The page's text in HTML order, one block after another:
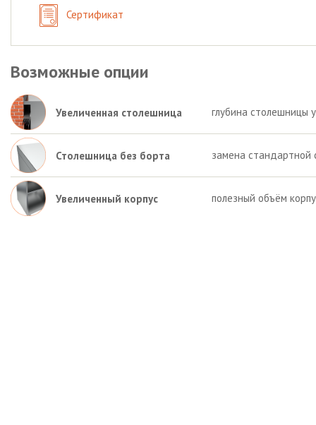
Сертификат
Возможные опции
Увеличенная столешница глубина столешницы
Столешница без борта замена стандартной
Увеличенный корпус полезный объём